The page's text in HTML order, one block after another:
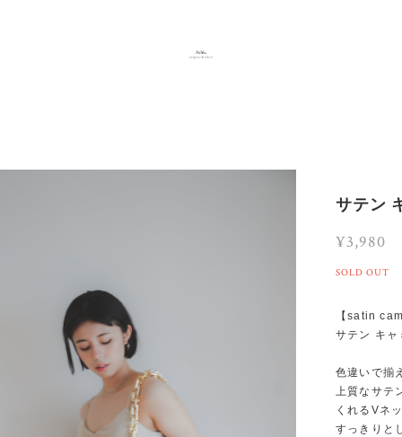
サテン
¥3,980
SOLD OUT
【satin
サテン キャ
色違いで揃
上質なサテ
くれるVネ
すっきりと